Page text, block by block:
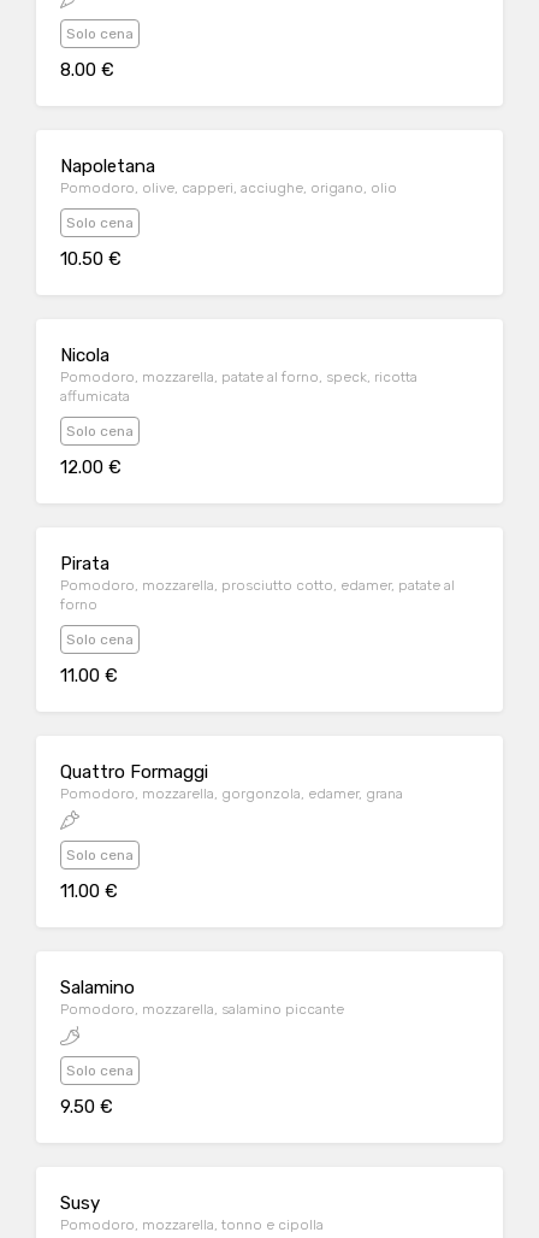
Solo cena
8.00 €
Napoletana
Pomodoro, olive, capperi, acciughe, origano, olio
Solo cena
10.50 €
Nicola
Pomodoro, mozzarella, patate al forno, speck, ricotta
affumicata
Solo cena
12.00 €
Pirata
Pomodoro, mozzarella, prosciutto cotto, edamer, patate al
forno
Solo cena
11.00 €
Quattro Formaggi
Pomodoro, mozzarella, gorgonzola, edamer, grana
Solo cena
11.00 €
Salamino
Pomodoro, mozzarella, salamino piccante
Solo cena
9.50 €
Susy
Pomodoro, mozzarella, tonno e cipolla